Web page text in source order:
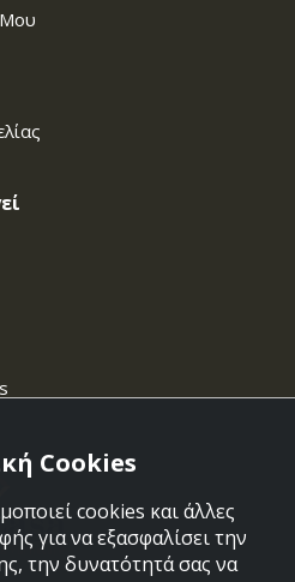
Cookies
cookies και άλλες
για να εξασφαλίσει την
την δυνατότητά σας να